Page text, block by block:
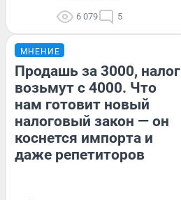
6 079 5
МНЕНИЕ
Продашь за 3000, налог
возьмут с 4000. Что
нам готовит новый
налоговый закон — он
коснется импорта и
даже репетиторов